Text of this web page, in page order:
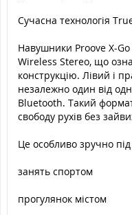
Сучасна технологія
Навушники Proove X-
Wireless Stereo, що
конструкцію. Лівий і
незалежно один від
Bluetooth. Такий
свободу рухів без
Це особливо зручно
занять спортом
прогулянок містом